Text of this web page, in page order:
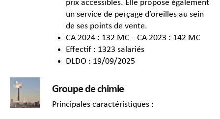
prix accessibles. Elle propose également
un service de perçage d’oreilles au sein
de ses points de vente.
CA 2024 : 132 M€ – CA 2023 : 142 M€
Effectif : 1323 salariés
DLDO : 19/09/2025
Groupe de chimie
Principales caractéristiques :